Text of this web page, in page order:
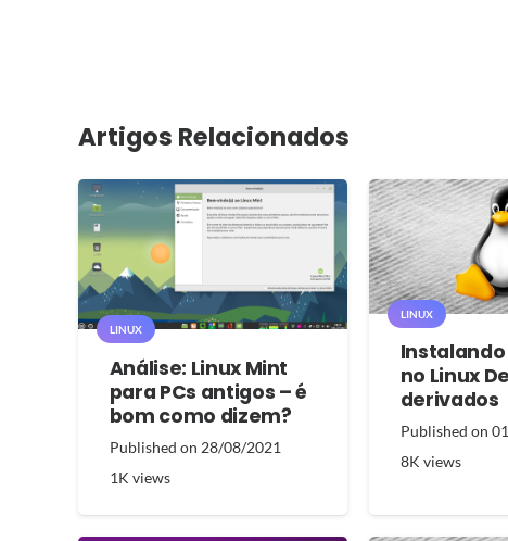
Artigos Relacionados
LINUX
Análise: Linux Mint
para PCs antigos – é
bom como dizem?
Published on 28/08/2021
1K views
LINUX
no Linux
derivados
Published on
8K views